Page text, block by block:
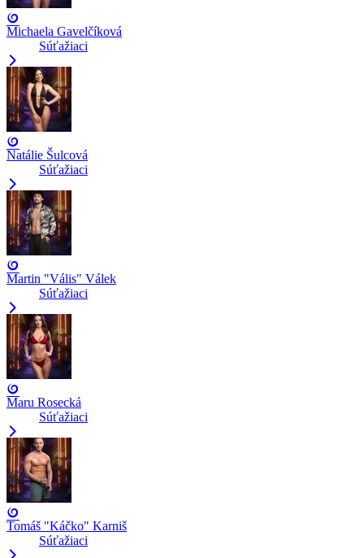
Michaela Gavelčíková
Súťažiaci
Natálie Šulcová
Súťažiaci
Martin "Vális" Válek
Súťažiaci
Maru Rosecká
Súťažiaci
Tomáš "Káčko" Karniš
Súťažiaci